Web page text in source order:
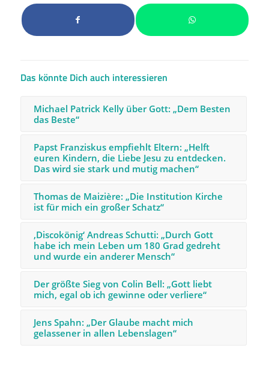
Das könnte Dich auch interessieren
Michael Patrick Kelly über Gott: „Dem Besten
das Beste“
Papst Franziskus empfiehlt Eltern: „Helft
euren Kindern, die Liebe Jesu zu entdecken.
Das wird sie stark und mutig machen“
Thomas de Maizière: „Die Institution Kirche
ist für mich ein großer Schatz“
‚Discokönig‘ Andreas Schutti: „Durch Gott
habe ich mein Leben um 180 Grad gedreht
und wurde ein anderer Mensch“
Der größte Sieg von Colin Bell: „Gott liebt
mich, egal ob ich gewinne oder verliere“
Jens Spahn: „Der Glaube macht mich
gelassener in allen Lebenslagen“